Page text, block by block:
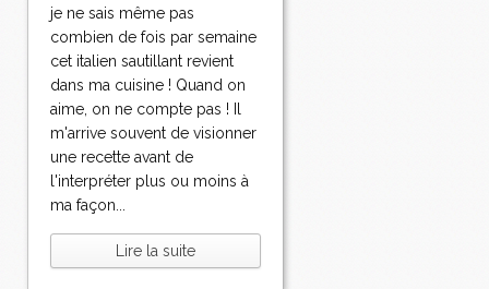
je ne sais même pas
combien de fois par semaine
cet italien sautillant revient
dans ma cuisine ! Quand on
aime, on ne compte pas ! Il
m'arrive souvent de visionner
une recette avant de
l'interpréter plus ou moins à
ma façon...
Lire la suite